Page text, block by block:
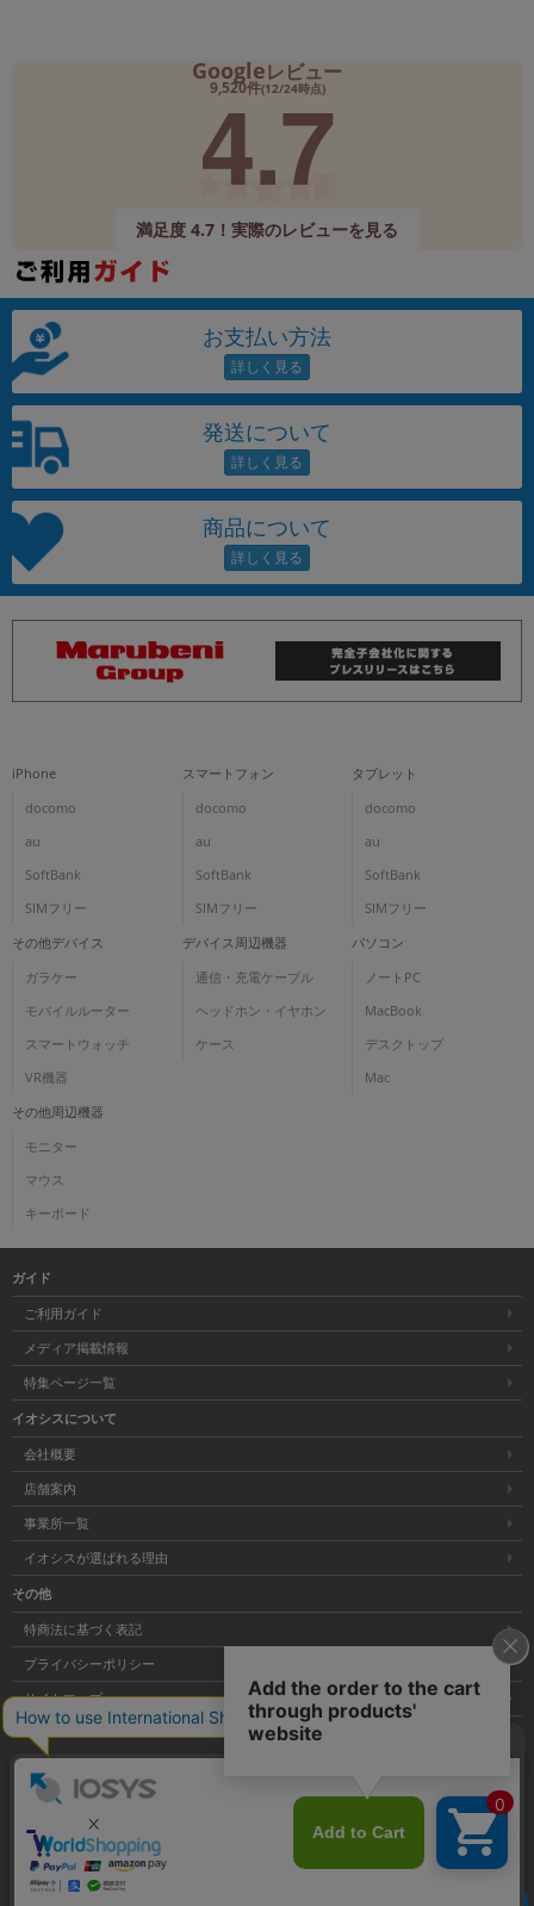
Googleレビュー
9,520件(12/24時点)
4.7
満足度 4.7！実際のレビューを見る
お支払い方法
発送について
商品について
iPhone
docomo
au
SoftBank
SIMフリー
スマートフォン
docomo
au
SoftBank
SIMフリー
タブレット
docomo
au
SoftBank
SIMフリー
その他デバイス
ガラケー
モバイルルーター
スマートウォッチ
VR機器
デバイス周辺機器
通信・充電ケーブル
ヘッドホン・イヤホン
ケース
パソコン
ノートPC
MacBook
デスクトップ
Mac
その他周辺機器
モニター
マウス
キーボード
ガイド
ご利用ガイド
メディア掲載情報
特集ページ一覧
イオシスについて
会社概要
店舗案内
事業所一覧
イオシスが選ばれる理由
その他
特商法に基づく表記
プライバシーポリシー
サイトマップ
大阪府公安委員会発行 古物商許可証 第621121002176号
Copyright © 株式会社イオシス All Rights Reserved. クリア